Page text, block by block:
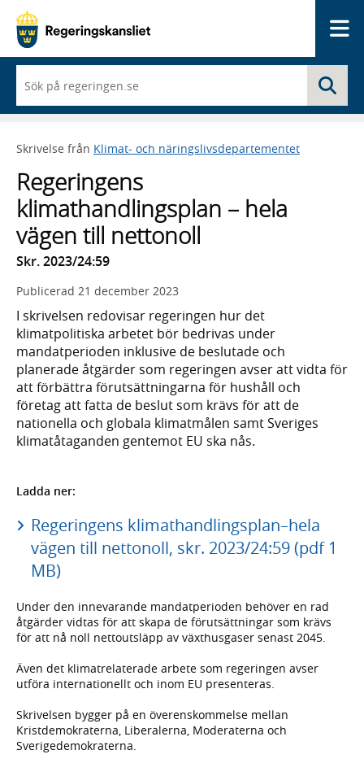
du
börjar
skriva
framträder
lista
med
sökförslag
Skrivelse från Klimat- och näringslivsdepartementet
Regeringens
klimathandlingsplan – hela
vägen till nettonoll
Skr. 2023/24:59
Publicerad 21 december 2023
I skrivelsen redovisar regeringen hur det
klimatpolitiska arbetet bör bedrivas under
mandatperioden inklusive de beslutade och
planerade åtgärder som regeringen avser att vidta för
att förbättra förutsättningarna för hushåll och
företag att fatta de beslut som krävs för att de
nationella och globala klimatmålen samt Sveriges
klimatåtaganden gentemot EU ska nås.
Ladda ner:
Regeringens klimathandlingsplan–hela
vägen till nettonoll, skr. 2023/24:59 (pdf 1
MB)
Under den innevarande mandatperioden behöver en rad
åtgärder vidtas för att skapa de förutsättningar som krävs
för att nå noll nettoutsläpp av växthusgaser senast 2045.
Även det klimatrelaterade arbete som regeringen avser
utföra internationellt och inom EU presenteras.
Skrivelsen bygger på en överenskommelse mellan
Kristdemokraterna, Liberalerna, Moderaterna och
Sverigedemokraterna.